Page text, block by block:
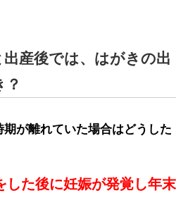
産後では、はがきの出
？
が離れていた場合はどうした
した後に妊娠が発覚し年末